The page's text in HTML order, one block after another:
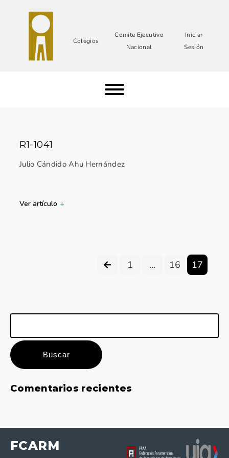
Colegios
Comite Ejecutivo
Nacional
Iniciar
Sesión
R1-1041
Julio Cándido Ahu Hernández
Ver artículo +
1 … 16 17
Buscar:
Comentarios recientes
FCARM